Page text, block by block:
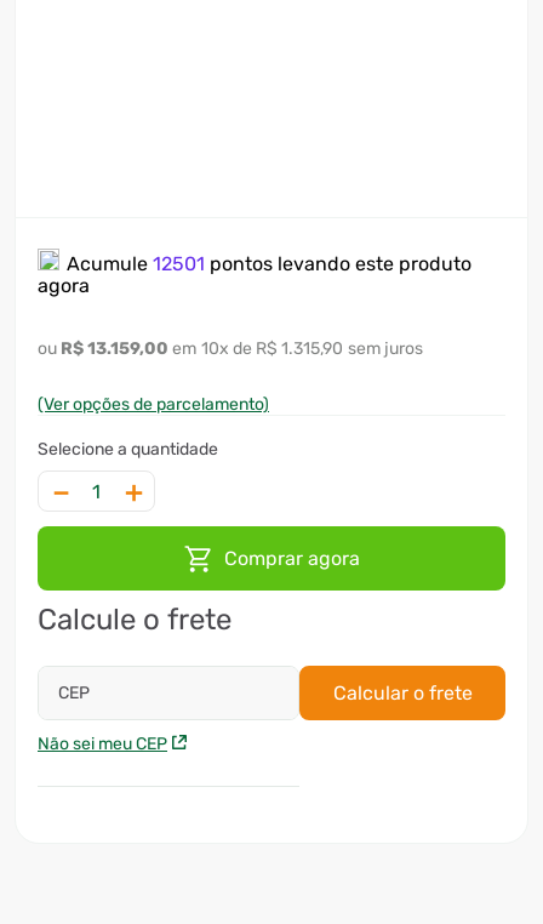
Acumule 12501 pontos levando este produto
agora
R$13.159,00 10x R$ 1.315,90 sem juros
(Ver opções de parcelamento)
＋
－
Comprar agora
Calcule o frete
CEP
Não sei meu CEP
Calcular o frete